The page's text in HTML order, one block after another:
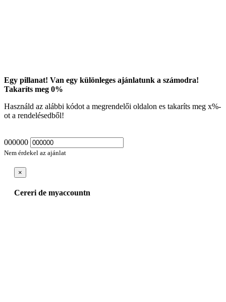
Egy pillanat! Van egy különleges ajánlatunk a számodra!
Takaríts meg 0%
Használd az alábbi kódot a megrendelői oldalon es takaríts meg x%-
ot a rendelésedből!
000000
Nem érdekel az ajánlat
×
Cereri de myaccountn